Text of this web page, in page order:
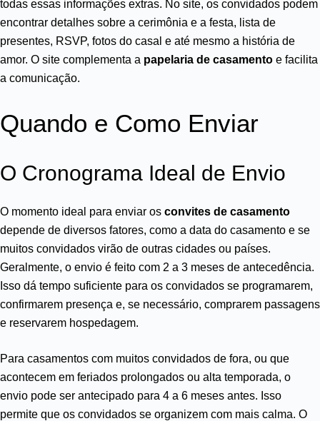
todas essas informações extras. No site, os convidados podem
encontrar detalhes sobre a cerimônia e a festa, lista de
presentes, RSVP, fotos do casal e até mesmo a história de
amor. O site complementa a papelaria de casamento e facilita
a comunicação.
Quando e Como Enviar
O Cronograma Ideal de Envio
O momento ideal para enviar os convites de casamento
depende de diversos fatores, como a data do casamento e se
muitos convidados virão de outras cidades ou países.
Geralmente, o envio é feito com 2 a 3 meses de antecedência.
Isso dá tempo suficiente para os convidados se programarem,
confirmarem presença e, se necessário, comprarem passagens
e reservarem hospedagem.
Para casamentos com muitos convidados de fora, ou que
acontecem em feriados prolongados ou alta temporada, o
envio pode ser antecipado para 4 a 6 meses antes. Isso
permite que os convidados se organizem com mais calma. O